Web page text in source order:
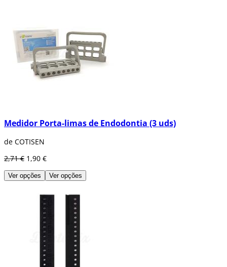
Medidor Porta-limas de Endodontia (3 uds)
de COTISEN
2,71 € 1,90 €
Ver opções Ver opções